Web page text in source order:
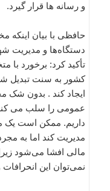
و رسانه ها قرار گیرد.
حافظی با بیان اینکه
دستگاه‌ها و مدیریت
تأکید کرد: برخورد با
کشور به سنت تبدیل
ایجاد کند . بدون شک
عمومی را سلب می
داریم. ممکن است یک
مدیریت کند اما به
مالی افشا می‌شود
نمی‌توان این